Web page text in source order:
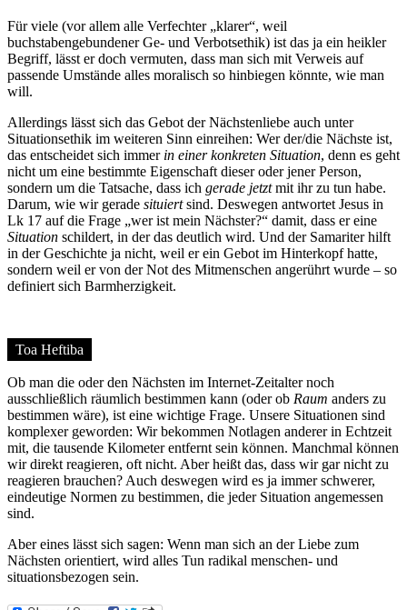
Für viele (vor allem alle Verfechter „klarer“, weil
buchstabengebundener Ge- und Verbotsethik) ist das ja ein heikler
Begriff, lässt er doch vermuten, dass man sich mit Verweis auf
passende Umstände alles moralisch so hinbiegen könnte, wie man
will.
Allerdings lässt sich das Gebot der Nächstenliebe auch unter
Situationsethik im weiteren Sinn einreihen: Wer der/die Nächste ist,
das entscheidet sich immer in einer konkreten Situation, denn es geht
nicht um eine bestimmte Eigenschaft dieser oder jener Person,
sondern um die Tatsache, dass ich gerade jetztmit ihr zu tun habe.
Darum, wie wir gerade situiertsind. Deswegen antwortet Jesus in
Lk 17 auf die Frage „wer ist mein Nächster?“ damit, dass er eine
Situation schildert, in der das deutlich wird. Und der Samariter hilft
in der Geschichte ja nicht, weil er ein Gebot im Hinterkopf hatte,
sondern weil er von der Not des Mitmenschen angerührt wurde – so
definiert sich Barmherzigkeit.
Toa Heftiba
Ob man die oder den Nächsten im Internet-Zeitalter noch
ausschließlich räumlich bestimmen kann (oder ob Raum anders zu
bestimmen wäre), ist eine wichtige Frage. Unsere Situationen sind
komplexer geworden: Wir bekommen Notlagen anderer in Echtzeit
mit, die tausende Kilometer entfernt sein können. Manchmal können
wir direkt reagieren, oft nicht. Aber heißt das, dass wir gar nicht zu
reagieren brauchen? Auch deswegen wird es ja immer schwerer,
eindeutige Normen zu bestimmen, die jeder Situation angemessen
sind.
Aber eines lässt sich sagen: Wenn man sich an der Liebe zum
Nächsten orientiert, wird alles Tun radikal menschen- und
situationsbezogen sein.